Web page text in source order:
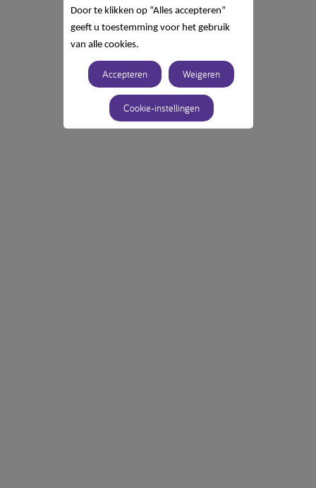
Door te klikken op “Alles accepteren”
geeft u toestemming voor het gebruik
van alle cookies.
Accepteren Weigeren
Cookie-instellingen